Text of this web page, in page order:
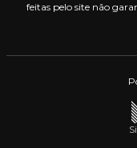
feitas pelo site não